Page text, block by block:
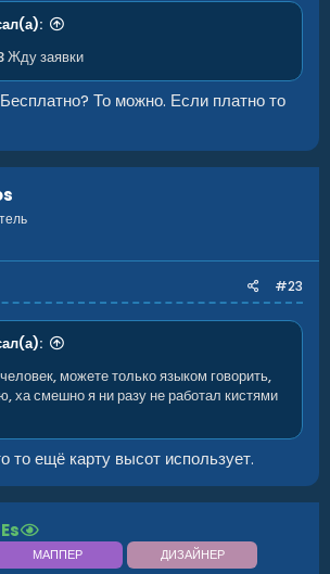
заявки
То можно. Если платно то
#23
можете только языком говорить,
ха смешно я ни разу не работал кистями
то ещё карту высот использует.
МАППЕР ДИЗАЙНЕР